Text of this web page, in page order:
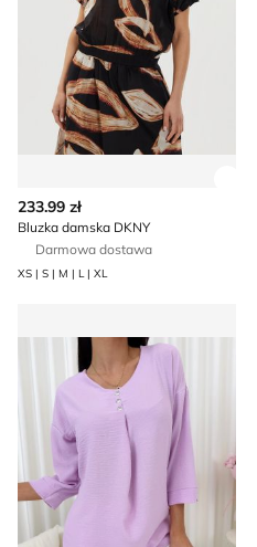
233.99 zł
Bluzka damska DKNY
Darmowa dostawa
XS | S | M | L | XL